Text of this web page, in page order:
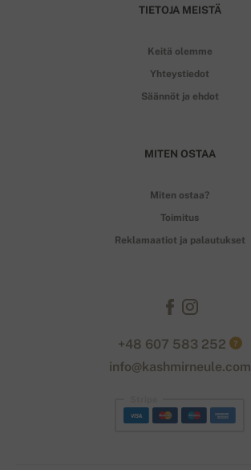
TIETOJA MEISTÄ
Keitä olemme
Yhteystiedot
Säännöt ja ehdot
MITEN OSTAA
Miten ostaa?
Toimitus
Reklamaatiot ja palautukset
+48 607 583 252 ?
info@kashmirneule.com